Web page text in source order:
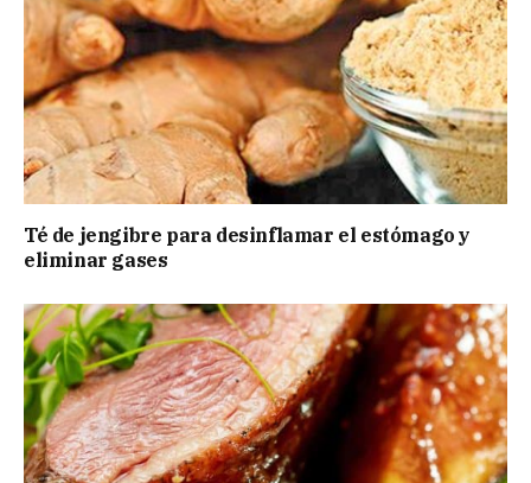
Té de jengibre para desinflamar el estómago y
eliminar gases